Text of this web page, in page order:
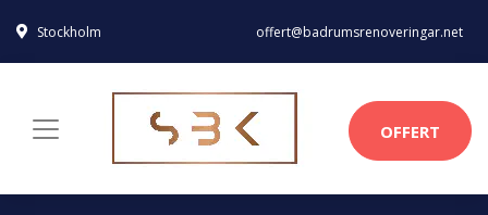
Stockholm offert@badrumsrenoveringar.net
OFFERT